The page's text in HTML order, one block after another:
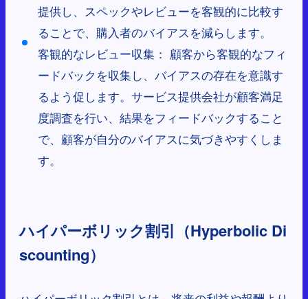
提供し、スペックやレビューを客観的に比較す
ることで、購入者のバイアスを減らします。
客観的なレビュー収集： 顧客から客観的なフィ
ードバックを収集し、バイアスの存在を意識す
るよう促します。サービス提供会社が顧客満足
度調査を行い、結果をフィードバックすること
で、顧客が自分のバイアスに気づきやすくしま
す。
ハイパーボリック割引（Hyperbolic Di
scounting）